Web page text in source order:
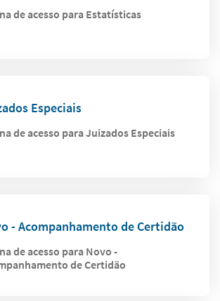
de acesso para Estatísticas
Especiais
de acesso para Juizados Especiais
- Acompanhamento de Certidão
de acesso para Novo -
de Certidão